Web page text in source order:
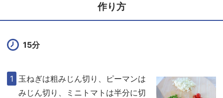
作り方
15分
玉ねぎは粗みじん切り、ピーマンは
みじん切り、ミニトマトは半分に切